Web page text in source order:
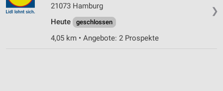
❯
21073 Hamburg
Heute
geschlossen
4,05 km • Angebote: 2 Prospekte